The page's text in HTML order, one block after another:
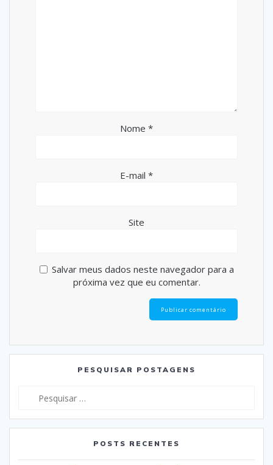
Nome *
E-mail *
Site
Salvar meus dados neste navegador para a
próxima vez que eu comentar.
PESQUISAR POSTAGENS
POSTS RECENTES